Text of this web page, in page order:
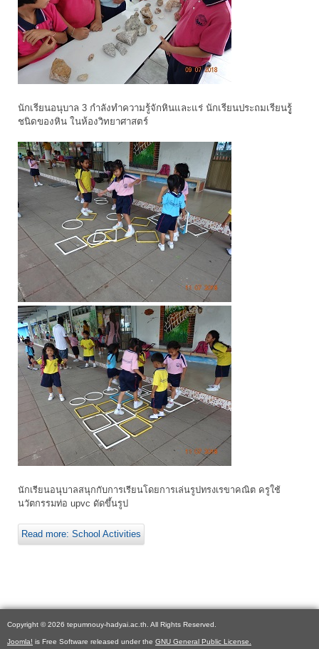
นักเรียนอนุบาล 3 กำลังทำความรู้จักหินและแร่ นักเรียนประถมเรียนรูู้
ชนิดของหิน ในห้องวิทยาศาสตร์
นักเรียนอนุบาลสนุกกับการเรียนโดยการเล่นรูปทรงเรขาคณิต ครูใช้
นวัตกรรมท่อ upvc ดัดขึ้นรูป
Read more: School Activities
Copyright © 2026 tepumnouy-hadyai.ac.th. All Rights Reserved.
Joomla! is Free Software released under the GNU General Public License.